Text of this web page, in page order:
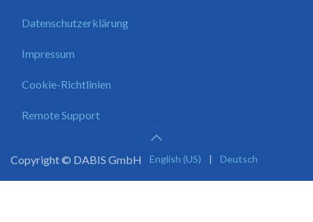
Datenschutzerklärung
Impressum
Cookie-Richtlinien
Remote Support
Copyright © DABIS GmbH English (US) | Deutsch